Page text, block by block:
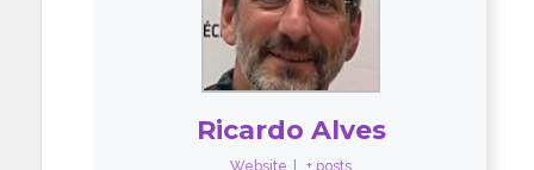
Ricardo Alves
Website + posts